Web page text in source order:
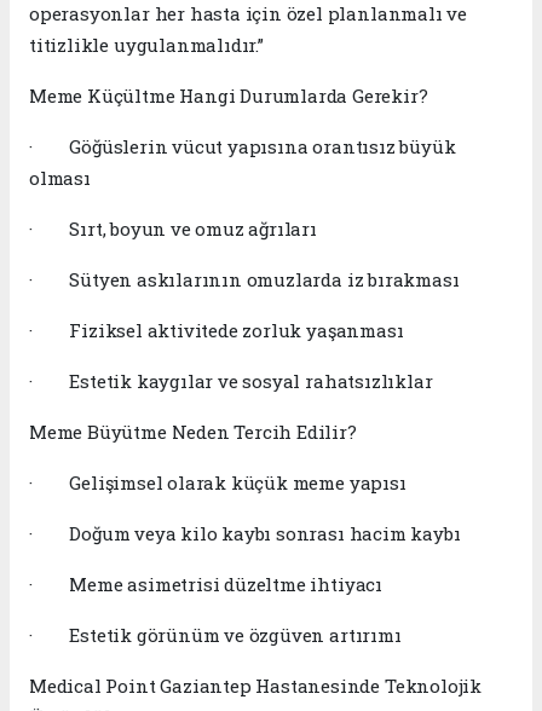
operasyonlar her hasta için özel planlanmalı ve
titizlikle uygulanmalıdır.”
Meme Küçültme Hangi Durumlarda Gerekir?
· Göğüslerin vücut yapısına orantısız büyük
olması
· Sırt, boyun ve omuz ağrıları
· Sütyen askılarının omuzlarda iz bırakması
· Fiziksel aktivitede zorluk yaşanması
· Estetik kaygılar ve sosyal rahatsızlıklar
Meme Büyütme Neden Tercih Edilir?
· Gelişimsel olarak küçük meme yapısı
· Doğum veya kilo kaybı sonrası hacim kaybı
· Meme asimetrisi düzeltme ihtiyacı
· Estetik görünüm ve özgüven artırımı
Medical Point Gaziantep Hastanesinde Teknolojik